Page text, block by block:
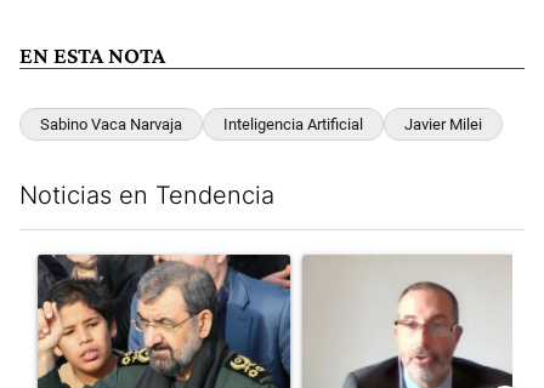
EN ESTA NOTA
Sabino Vaca Narvaja Inteligencia Artificial Javier Milei
Noticias en Tendencia
Un artículo de tendencia con el título "Irán nombró al ideólogo